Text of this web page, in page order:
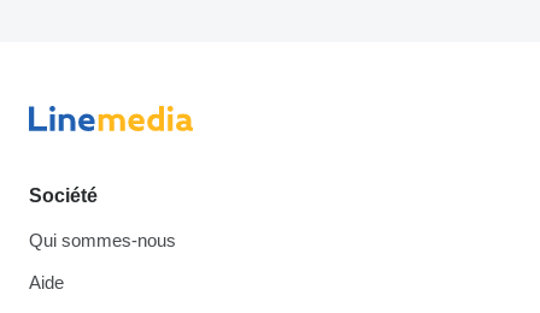
Société
Qui sommes-nous
Aide